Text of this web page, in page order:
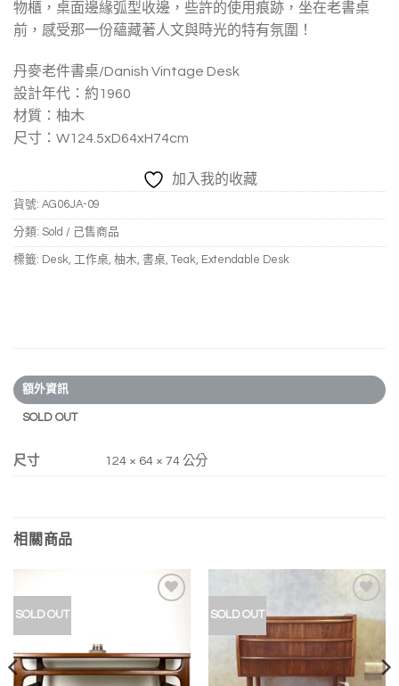
物櫃，桌面邊緣弧型收邊，些許的使用痕跡，坐在老書桌
前，感受那一份蘊藏著人文與時光的特有氛圍！
丹麥老件書桌/Danish Vintage Desk
設計年代：約1960
材質：柚木
尺寸：W124.5xD64xH74cm
加入我的收藏
貨號: AG06JA-09
分類: Sold / 己售商品
標籤: Desk, 工作桌, 柚木, 書桌, Teak, Extendable Desk
額外資訊
SOLD OUT
尺寸 124 × 64 × 74 公分
相關商品
SOLD OUT SOLD OUT
加入